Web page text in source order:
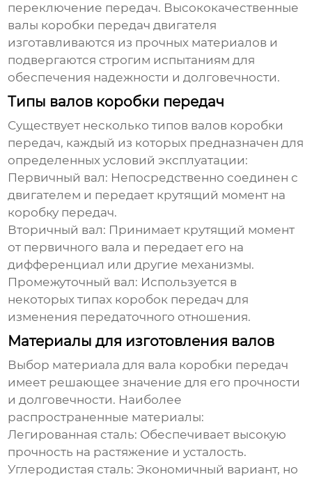
переключение передач. Высококачественные
валы коробки передач двигателя
изготавливаются из прочных материалов и
подвергаются строгим испытаниям для
обеспечения надежности и долговечности.
Типы валов коробки передач
Существует несколько типов валов коробки
передач, каждый из которых предназначен для
определенных условий эксплуатации:
Первичный вал: Непосредственно соединен с
двигателем и передает крутящий момент на
коробку передач.
Вторичный вал: Принимает крутящий момент
от первичного вала и передает его на
дифференциал или другие механизмы.
Промежуточный вал: Используется в
некоторых типах коробок передач для
изменения передаточного отношения.
Материалы для изготовления валов
Выбор материала для вала коробки передач
имеет решающее значение для его прочности
и долговечности. Наиболее
распространенные материалы:
Легированная сталь: Обеспечивает высокую
прочность на растяжение и усталость.
Углеродистая сталь: Экономичный вариант, но